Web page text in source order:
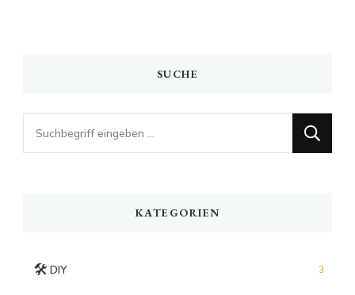
SUCHE
Looking
for
KATEGORIEN
🛠️ DIY 3